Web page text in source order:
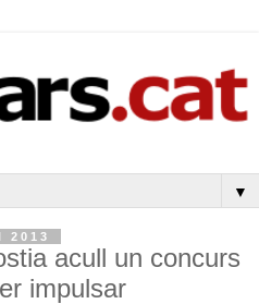
▼
2013
acull un concurs
impulsar